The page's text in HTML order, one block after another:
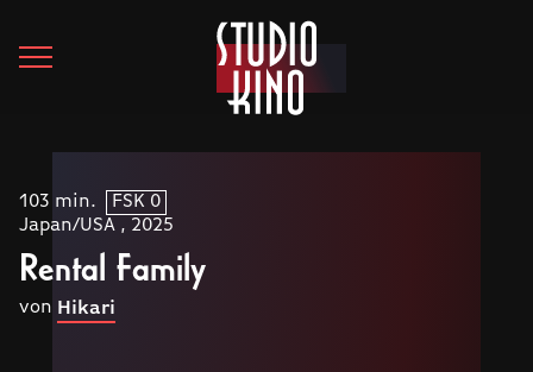
103 min.
FSK 0
Japan/USA , 2025
Rental Family
von Hikari